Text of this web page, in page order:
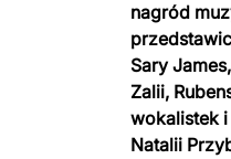
nagród
Sary
Zalii,
wokalistek
Natalii